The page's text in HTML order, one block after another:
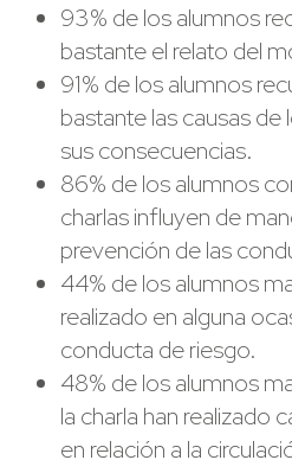
93% de los alumnos
bastante el relato del
91% de los alumnos
bastante las causas
sus consecuencias.
86% de los alumnos
charlas influyen de
prevención de las
44% de los alumnos
realizado en alguna
conducta de riesgo.
48% de los alumnos
la charla han realizado
en relación a la